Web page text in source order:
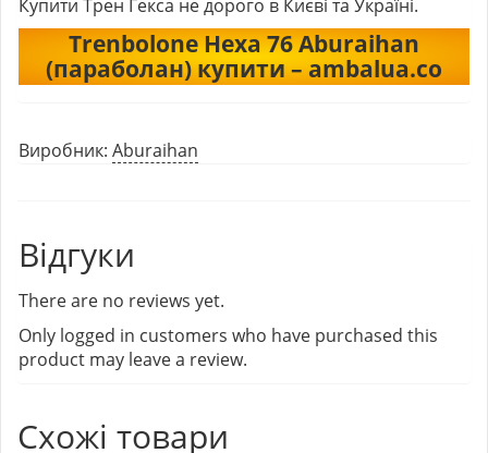
Купити Трен Гекса не дорого в Києві та Україні.
Trenbolone Hexa 76 Aburaihan
(параболан) купити – ambalua.co
Виробник: Aburaihan
Відгуки
There are no reviews yet.
Only logged in customers who have purchased this
product may leave a review.
Схожі товари